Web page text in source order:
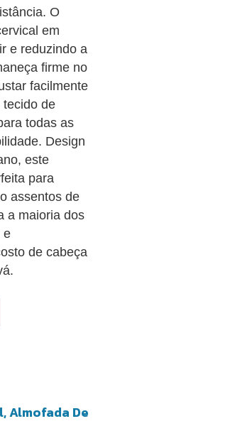
O
em
e reduzindo a
firme no
facilmente
tecido de
todas as
Design
este
para
assentos de
a maioria dos
e
de cabeça
Almofada De